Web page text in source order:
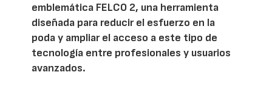
emblemática FELCO 2, una herramienta
diseñada para reducir el esfuerzo en la
poda y ampliar el acceso a este tipo de
tecnología entre profesionales y usuarios
avanzados.